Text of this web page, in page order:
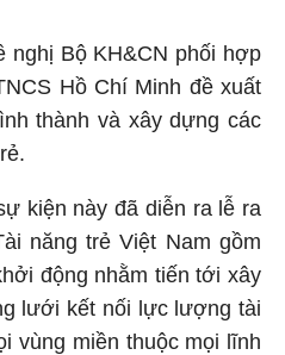
nghị Bộ KH&CN phối hợp
Hồ Chí Minh đề xuất
thành và xây dựng các
ự kiện nàyđã diễn ra lễ ra
năng trẻ Việt Nam gồm
động nhằm tiến tới xây
lưới kết nối lực lượng tài
vùng miền thuộc mọi lĩnh